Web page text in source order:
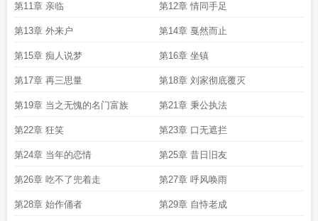
第11章 亲临 第12章 情同手足
第13章 外来户 第14章 戛然而止
第15章 痴人说梦 第16章 坐镇
第17章 再三思量 第18章 刘家彻底覆灭
第19章 当之无愧的名门富族 第21章 秉公执法
第22章 狂笑 第23章 口无遮拦
第24章 当年的恋情 第25章 昔日旧友
第26章 吃不了兜着走 第27章 呼风唤雨
第28章 始作俑者 第29章 自恃老成